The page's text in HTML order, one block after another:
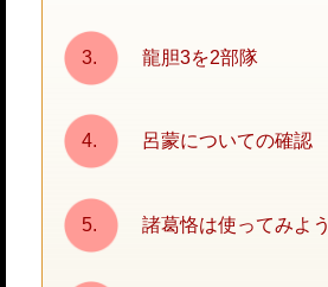
龍胆3を2部隊
呂蒙についての確認
諸葛恪は使ってみよう